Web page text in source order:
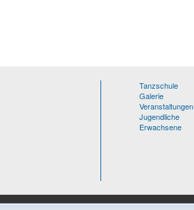
Tanzschule
Galerie
Veranstaltungen
Jugendliche
Erwachsene